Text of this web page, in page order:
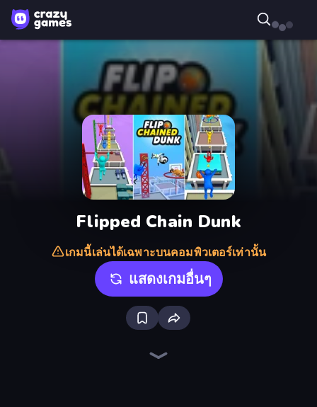
Flipped Chain Dunk
เกมนี้เล่นได้เฉพาะบนคอมพิวเตอร์เท่านั้น
แสดงเกมอื่นๆ